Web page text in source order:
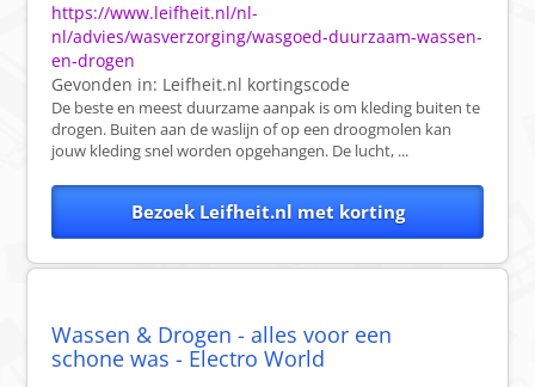
https://www.leifheit.nl/nl-
nl/advies/wasverzorging/wasgoed-duurzaam-wassen-
en-drogen
Gevonden in: Leifheit.nl kortingscode
De beste en meest duurzame aanpak is om kleding buiten te
drogen. Buiten aan de waslijn of op een droogmolen kan
jouw kleding snel worden opgehangen. De lucht, ...
Bezoek Leifheit.nl met korting
Wassen & Drogen - alles voor een
schone was - Electro World